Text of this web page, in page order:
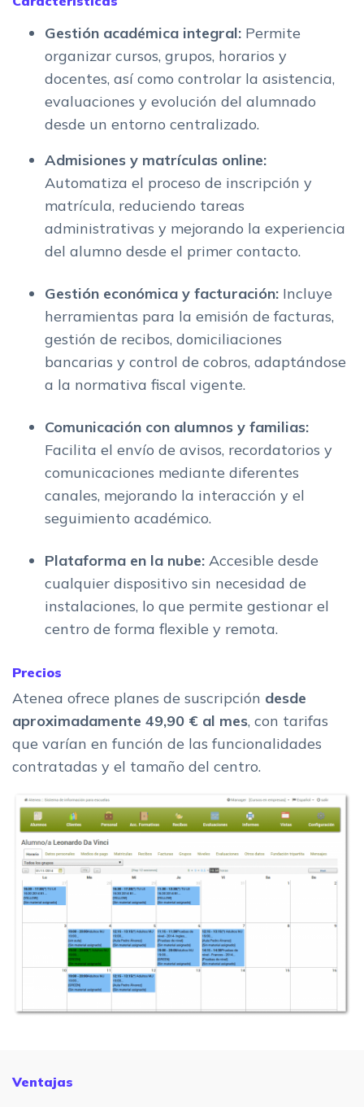
Gestión académica integral: Permite
organizar cursos, grupos, horarios y
docentes, así como controlar la asistencia,
evaluaciones y evolución del alumnado
desde un entorno centralizado.
Admisiones y matrículas online:
Automatiza el proceso de inscripción y
matrícula, reduciendo tareas
administrativas y mejorando la experiencia
del alumno desde el primer contacto.
Gestión económica y facturación: Incluye
herramientas para la emisión de facturas,
gestión de recibos, domiciliaciones
bancarias y control de cobros, adaptándose
a la normativa fiscal vigente.
Comunicación con alumnos y familias:
Facilita el envío de avisos, recordatorios y
comunicaciones mediante diferentes
canales, mejorando la interacción y el
seguimiento académico.
Plataforma en la nube: Accesible desde
cualquier dispositivo sin necesidad de
instalaciones, lo que permite gestionar el
centro de forma flexible y remota.
Precios
Atenea ofrece planes de suscripción desde
aproximadamente 49,90 € al mes, con tarifas
que varían en función de las funcionalidades
contratadas y el tamaño del centro.
Ventajas